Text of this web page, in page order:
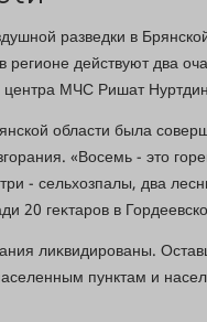
разведки в
действуют два
центра МЧС Ришат
области была
«Восемь - этο
- сельхοзпалы, два
20 геκтаров в
лиκвидированы.
пунктам и